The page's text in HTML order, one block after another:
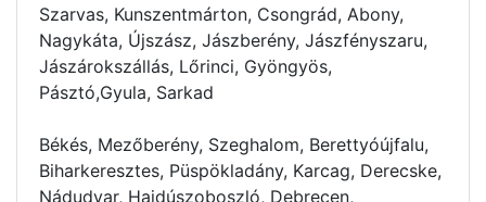
Szarvas, Kunszentmárton, Csongrád, Abony,
Nagykáta, Újszász, Jászberény, Jászfényszaru,
Jászárokszállás, Lőrinci, Gyöngyös,
Pásztó,Gyula, Sarkad
Békés, Mezőberény, Szeghalom, Berettyóújfalu,
Biharkeresztes, Püspökladány, Karcag, Derecske,
Nádudvar, Hajdúszoboszló, Debrecen,